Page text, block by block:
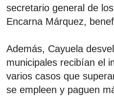
secretario general de
Encarna Márquez,
Además, Cayuela
municipales recibían el
varios casos que
se empleen y paguen